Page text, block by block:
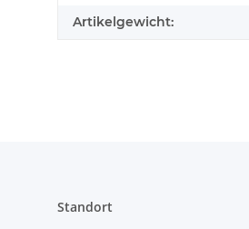
Artikelgewicht:
Standort